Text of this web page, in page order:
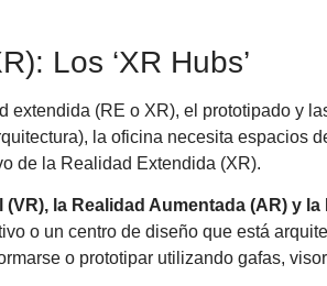
Los ‘XR Hubs’
(RE o XR), el prototipado y
la oficina necesita espacios
de la Realidad Extendida (XR).
(VR), la Realidad Aumentada (AR) y la
o un centro de diseño que está
o prototipar utilizando gafas,